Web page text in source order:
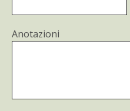
Anotazioni